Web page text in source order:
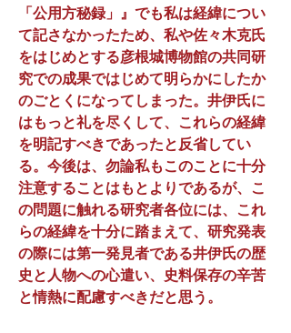
「公用方秘録」』でも私は経緯につい
て記さなかったため、私や佐々木克氏
をはじめとする彦根城博物館の共同研
究での成果ではじめて明らかにしたか
のごとくになってしまった。井伊氏に
はもっと礼を尽くして、これらの経緯
を明記すべきであったと反省してい
る。今後は、勿論私もこのことに十分
注意することはもとよりであるが、こ
の問題に触れる研究者各位には、これ
らの経緯を十分に踏まえて、研究発表
の際には第一発見者である井伊氏の歴
史と人物への心遣い、史料保存の辛苦
と情熱に配慮すべきだと思う。